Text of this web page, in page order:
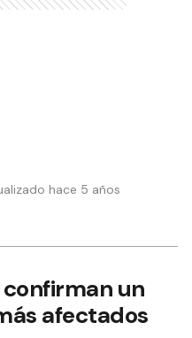
hace 5 años
confirman un
afectados